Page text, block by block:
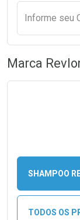
Informe seu
Marca
SHAMPOO
TODOS OS